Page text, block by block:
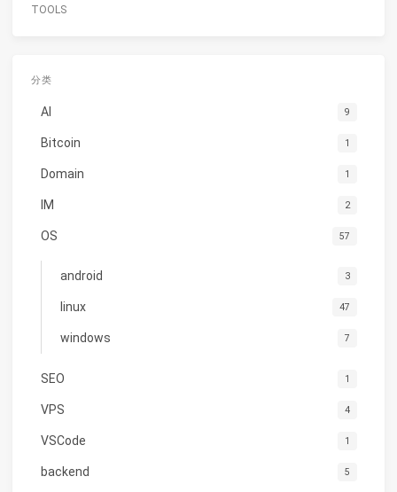
TOOLS
分类
AI 9
Bitcoin 1
Domain 1
IM 2
OS 57
android 3
linux 47
windows 7
SEO 1
VPS 4
VSCode 1
backend 5